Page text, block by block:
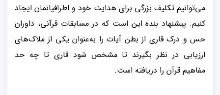
می‌توانیم تکلیف بزرگی برای هدایت خود و اطرافیانمان ایجاد
کنیم. پیشنهاد بنده این است که در مسابقات قرآنی، داوران
حس و درک قاری از بطن آیات را به‌عنوان یکی از ملاک‌های
ارزیابی در نظر بگیرند تا مشخص شود قاری تا چه حد
مفاهیم قرآن را دریافته است.